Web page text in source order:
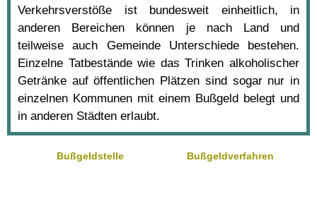
Verkehrsverstöße ist bundesweit einheitlich, in
anderen Bereichen können je nach Land und
teilweise auch Gemeinde Unterschiede bestehen.
Einzelne Tatbestände wie das Trinken alkoholischer
Getränke auf öffentlichen Plätzen sind sogar nur in
einzelnen Kommunen mit einem Bußgeld belegt und
in anderen Städten erlaubt.
Bußgeldstelle Bußgeldverfahren